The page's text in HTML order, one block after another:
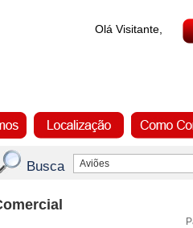
Olá Visitante,
Busca